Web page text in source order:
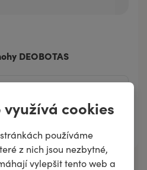
cookies
používáme
z nich jsou nezbytné,
vylepšit tento web a
DEOBOTAS